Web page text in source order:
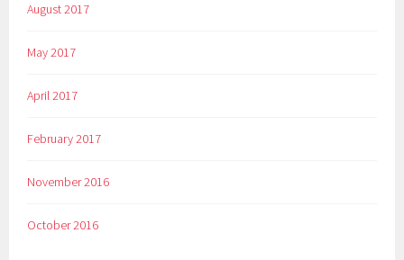
August 2017
May 2017
April 2017
February 2017
November 2016
October 2016